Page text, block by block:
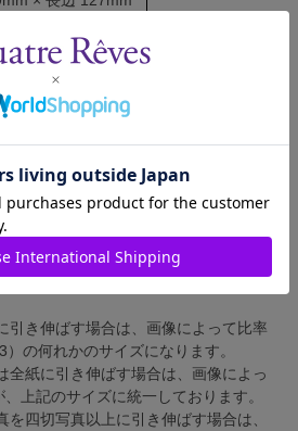
× 長辺 178mm
× 長辺 305mm
× 長辺 305mm
× 長辺 432mm
× 長辺 559mm
、下記の件も併せてご了承ください。
公演の舞台写真につきましては、4辺
引き伸ばす場合は、画像によって比率
の何れかのサイズになります。
紙に引き伸ばす場合は、画像によっ
上記のサイズに統一しております。
四切写真以上に引き伸ばす場合は、